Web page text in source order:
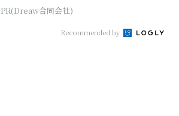
PR(Dreaw合同会社)
Recommended by